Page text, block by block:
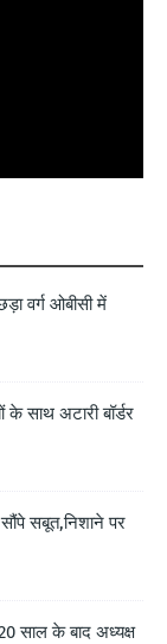
वर्ग ओबीसी में
के साथ अटारी बॉर्डर
सबूत,निशाने पर
साल के बाद अध्यक्ष